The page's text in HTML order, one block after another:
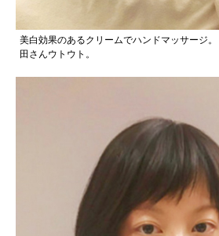
美白効果のあるクリームでハンドマッサージ。
田さんウトウト。